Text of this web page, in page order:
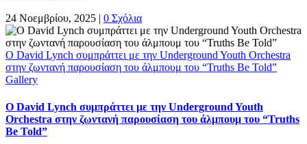
24 Νοεμβρίου, 2025 | 0 Σχόλια
Ο David Lynch συμπράττει με την Underground Youth Orchestra
στην ζωντανή παρουσίαση του άλμπουμ του “Truths Be Told”
Gallery
Ο David Lynch συμπράττει με την Underground Youth
Orchestra στην ζωντανή παρουσίαση του άλμπουμ του “Truths
Be Told”